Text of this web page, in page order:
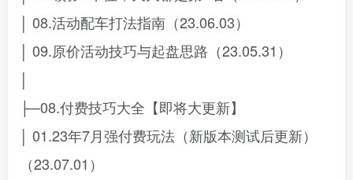
│ 08.活动配车打法指南（23.06.03）
│ 09.原价活动技巧与起盘思路（23.05.31）
│
├─08.付费技巧大全【即将大更新】
│ 01.23年7月强付费玩法（新版本测试后更新）
（23.07.01）